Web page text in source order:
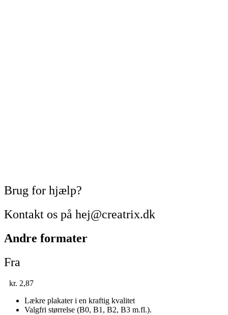
Brug for hjælp?
Kontakt os på hej@creatrix.dk
Andre formater
Fra
kr. 2,87
Lækre plakater i en kraftig kvalitet
Valgfri størrelse (B0, B1, B2, B3 m.fl.).